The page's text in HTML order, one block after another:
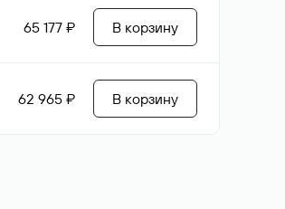
65 177 ₽ В корзину
62 965 ₽ В корзину